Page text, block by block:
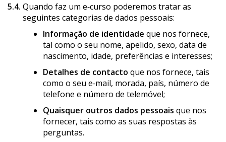
5.4. Quando faz um e‑curso poderemos tratar as
seguintes categorias de dados pessoais:
Informação de identidade que nos fornece,
tal como o seu nome, apelido, sexo, data de
nascimento, idade, preferências e interesses;
Detalhes de contacto que nos fornece, tais
como o seu e‑mail, morada, país, número de
telefone e número de telemóvel;
Quaisquer outros dados pessoais que nos
fornecer, tais como as suas respostas às
perguntas.